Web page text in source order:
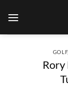
GOLF,